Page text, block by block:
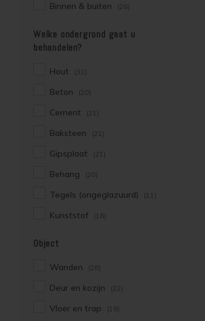
Binnen & buiten (26)
Welke ondergrond gaat u
behandelen?
Hout (31)
Beton (20)
Cement (21)
Baksteen (21)
Gipsplaat (21)
Behang (20)
Tegels (ongeglazuurd) (11)
Kunststof (16)
Object
Wanden (28)
Deur en kozijn (22)
Vloer en trap (19)